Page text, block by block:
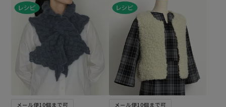
メール便10個まで可 メール便10個まで可